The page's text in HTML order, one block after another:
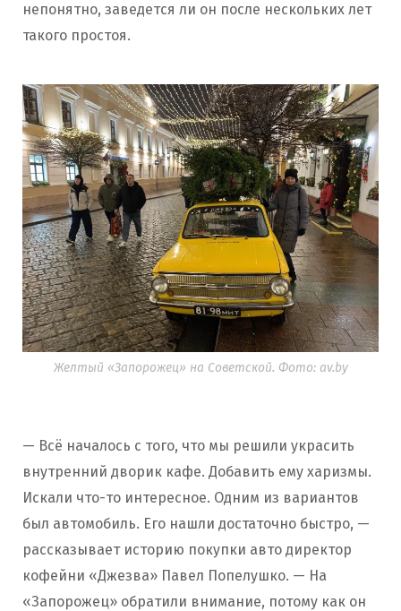
непонятно, заведется ли он после нескольких лет
такого простоя.
Желтый «Запорожец» на Советской. Фото: av.by
— Всё началось с того, что мы решили украсить
внутренний дворик кафе. Добавить ему харизмы.
Искали что-то интересное. Одним из вариантов
был автомобиль. Его нашли достаточно быстро, —
рассказывает историю покупки авто директор
кофейни «Джезва» Павел Попелушко. — На
«Запорожец» обратили внимание, потому как он